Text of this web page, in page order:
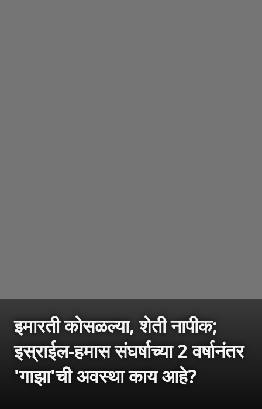
इमारती कोसळल्या, शेती नापीक;
इस्राईल-हमास संघर्षाच्या 2 वर्षानंतर
'गाझा'ची अवस्था काय आहे?